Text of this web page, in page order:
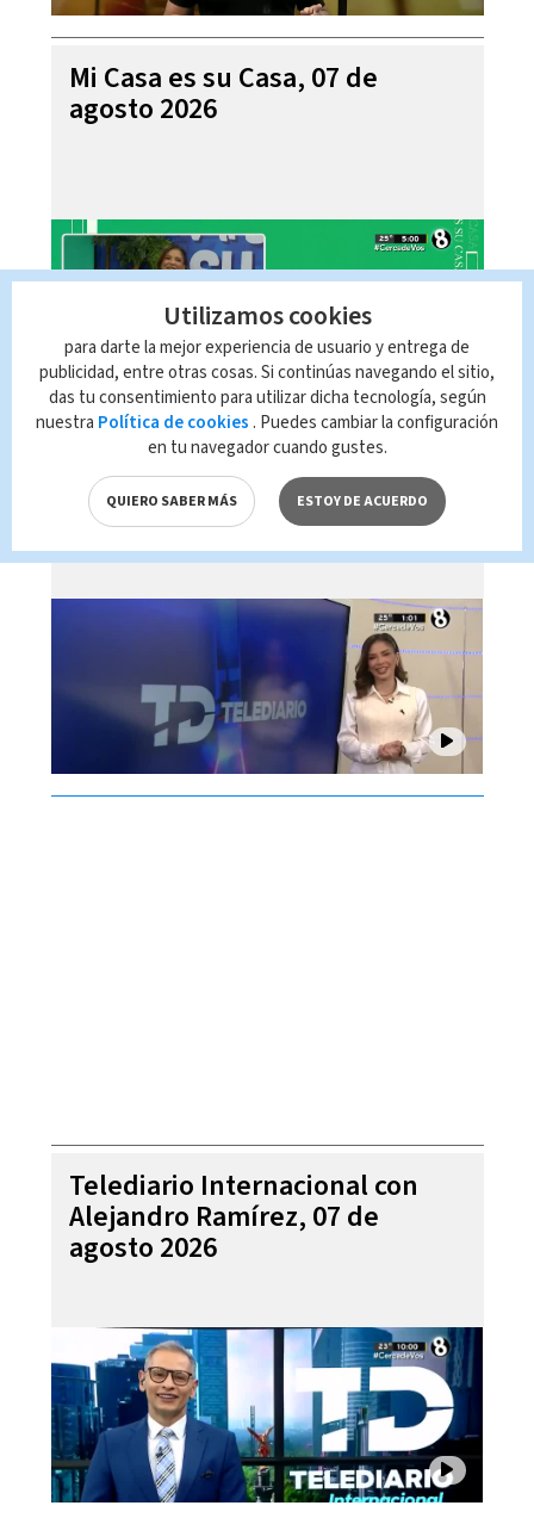
Mi Casa es su Casa, 07 de
agosto 2026
Telediario En Directo con Paula
Brenes, 07 de agosto 2026
Telediario Internacional con
Alejandro Ramírez, 07 de
agosto 2026
Utilizamos cookies
para darte la mejor experiencia de usuario y entrega de
publicidad, entre otras cosas. Si continúas navegando el sitio,
das tu consentimiento para utilizar dicha tecnología, según
nuestra Política de cookies . Puedes cambiar la configuración
en tu navegador cuando gustes.
QUIERO SABER MÁS ESTOY DE ACUERDO